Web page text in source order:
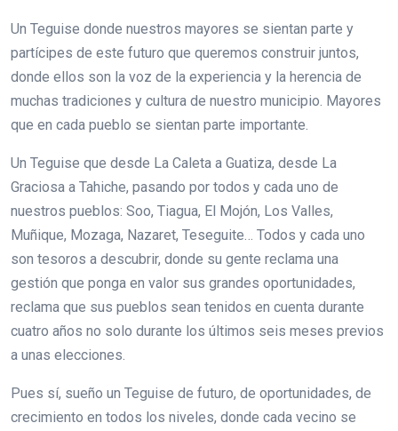
Un Teguise donde nuestros mayores se sientan parte y
partícipes de este futuro que queremos construir juntos,
donde ellos son la voz de la experiencia y la herencia de
muchas tradiciones y cultura de nuestro municipio. Mayores
que en cada pueblo se sientan parte importante.
Un Teguise que desde La Caleta a Guatiza, desde La
Graciosa a Tahiche, pasando por todos y cada uno de
nuestros pueblos: Soo, Tiagua, El Mojón, Los Valles,
Muñique, Mozaga, Nazaret, Teseguite… Todos y cada uno
son tesoros a descubrir, donde su gente reclama una
gestión que ponga en valor sus grandes oportunidades,
reclama que sus pueblos sean tenidos en cuenta durante
cuatro años no solo durante los últimos seis meses previos
a unas elecciones.
Pues sí, sueño un Teguise de futuro, de oportunidades, de
crecimiento en todos los niveles, donde cada vecino se